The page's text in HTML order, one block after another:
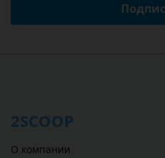
2SCOOP
О компании